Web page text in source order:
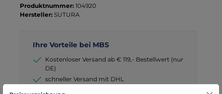
Produktnummer: 104920
Hersteller: SUTURA
Ihre Vorteile bei MBS
Kostenloser Versand ab € 119,- Bestellwert (nur
DE)
schneller Versand mit DHL